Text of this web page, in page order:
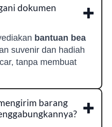
dokumen
bantuan bea
suvenir dan hadiah
tanpa membuat
barang